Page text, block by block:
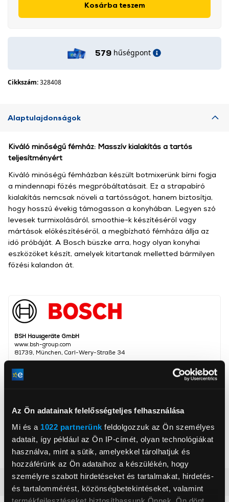
Az Ön adatainak felelősségteljes felhasználása
Mi és a 1022 partnerünk feldolgozzuk az Ön személyes
adatait, így például az Ön IP-címét, olyan technológiákat
használva, mint a sütik, amelyekkel tárolhatjuk és
hozzáférünk az Ön adataihoz a készülékén, hogy
személyre szabott hirdetéseket és tartalmakat, hirdetés-
és tartalommérést, közönségbetekintéseket, valamint
Kosárba teszem
579 hűségpont
Cikkszám:328408
Alaptulajdonságok
BSH Hausgeräte GmbH
www.bsh-group.com
81739, München, Carl-Wery-Straße 34
Teljesítmény
Keverőpohár
Igen
Fekete, Nemesacél
Aprító feltét
Igen
Kiváló minőségű fémház: Masszív kialakítás a tartós
teljesítményért
Kiváló minőségű fémházban készült botmixerünk bírni fogja
a mindennapi főzés megpróbáltatásait. Ez a strapabíró
kialakítás nemcsak növeli a tartósságot, hanem biztosítja,
hogy hosszú évekig támogasson a konyhában. Legyen szó
levesek turmixolásáról, smoothie-k készítéséről vagy
mártások előkészítéséről, a megbízható fémháza állja az
idő próbáját. A Bosch büszke arra, hogy olyan konyhai
eszközöket készít, amelyek kitartanak melletted bármilyen
főzési kalandon át.
Részletes ismertető